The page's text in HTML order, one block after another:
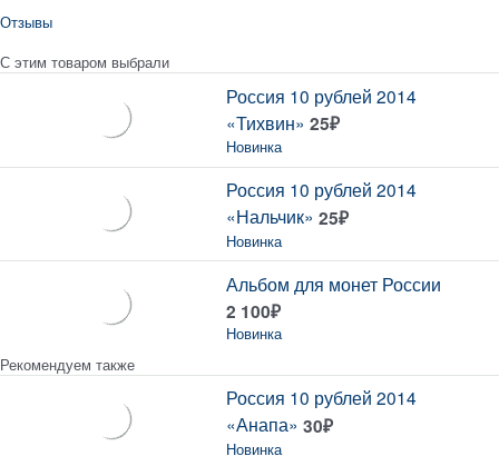
Отзывы
С этим товаром выбрали
Россия 10 рублей 2014
«Тихвин» 25₽
Новинка
Россия 10 рублей 2014
«Нальчик» 25₽
Новинка
Альбом для монет России
2 100₽
Новинка
Рекомендуем также
Россия 10 рублей 2014
«Анапа» 30₽
Новинка